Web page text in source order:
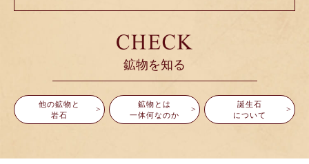
鉱物を知る
他の鉱物と
岩石
鉱物とは
一体何なのか
誕生石
について